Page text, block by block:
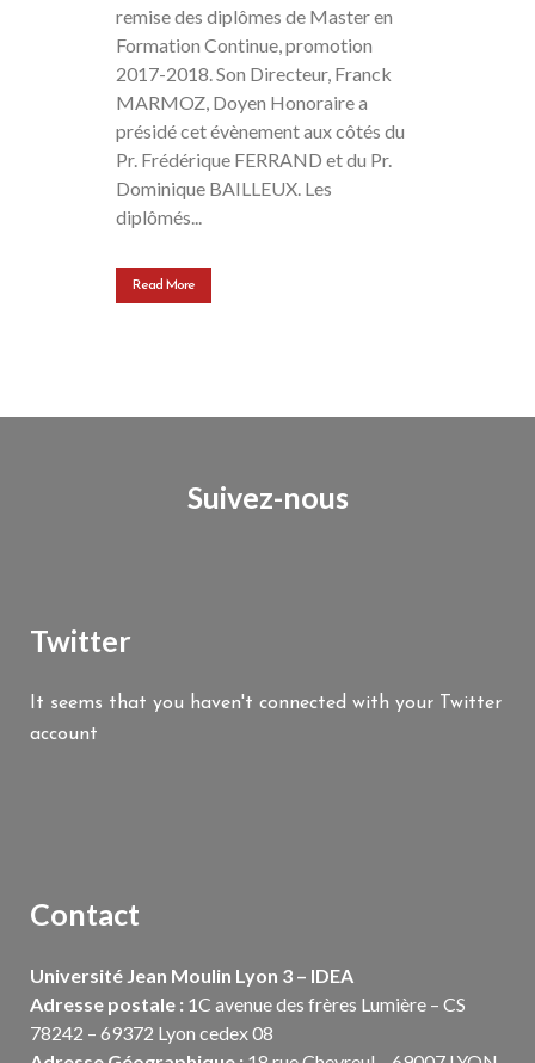
remise des diplômes de Master en
Formation Continue, promotion
2017-2018. Son Directeur, Franck
MARMOZ, Doyen Honoraire a
présidé cet évènement aux côtés du
Pr. Frédérique FERRAND et du Pr.
Dominique BAILLEUX. Les
diplômés...
Read More
Suivez-nous
Twitter
It seems that you haven't connected with your Twitter
account
Contact
Université Jean Moulin Lyon 3 – IDEA
Adresse postale : 1C avenue des frères Lumière – CS
78242 – 69372 Lyon cedex 08